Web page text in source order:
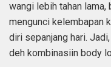
wangi lebih tahan
mengunci kelembapan
diri sepanjang hari.
deh kombinasiin body